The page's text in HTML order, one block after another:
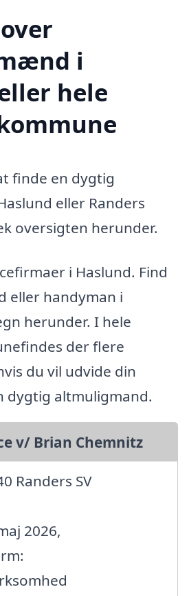
i
hele
finde en dygtig
eller Randers
oversigten herunder.
i Haslund. Find
eller handyman i
herunder. I hele
der flere
du vil udvide din
dygtig altmuligmand.
v/ Brian Chemnitz
Randers SV
2026,